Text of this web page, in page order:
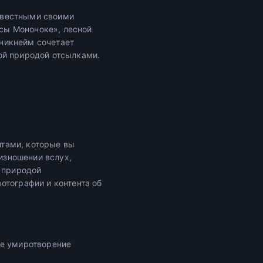
своими
Мононоке», лесной
сочетает
природой отсылками.
которые вы
вслух,
и контента об
умиротворение